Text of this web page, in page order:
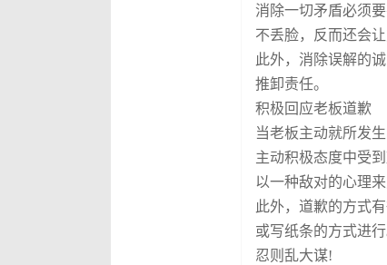
消除一切矛盾必须
不丢脸，反而还会
此外，消除误解的
推卸责任。
积极回应老板道歉
当老板主动就所发
主动积极态度中受
以一种敌对的心理
此外，道歉的方式
或写纸条的方式进
忍则乱大谋!